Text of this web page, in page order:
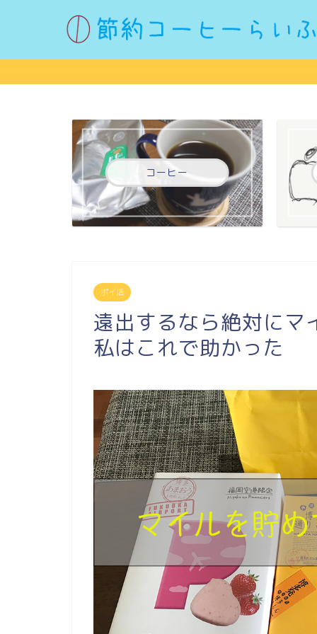
コーヒー
ポイ活
遠出するなら絶対にマ
私はこれで助かった